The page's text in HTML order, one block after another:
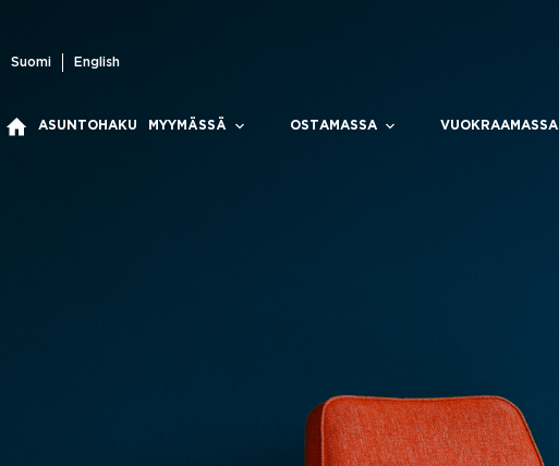
content
Suomi English
ASUNTOHAKU MYYMÄSSÄ OSTAMASSA VUOKRAAMASSA